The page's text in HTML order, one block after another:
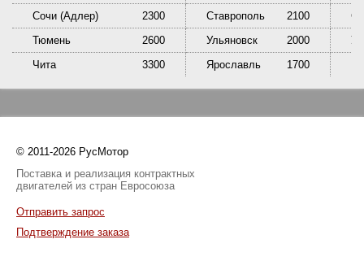
Сочи (Адлер) 2300 Ставрополь 2100
Тюмень
2600 Ульяновск 2000
Чита
3300 Ярославль 1700
© 2011-2026 РусМотор
Поставка и реализация контрактных
двигателей из стран Евросоюза
Отправить запрос
Подтверждение заказа